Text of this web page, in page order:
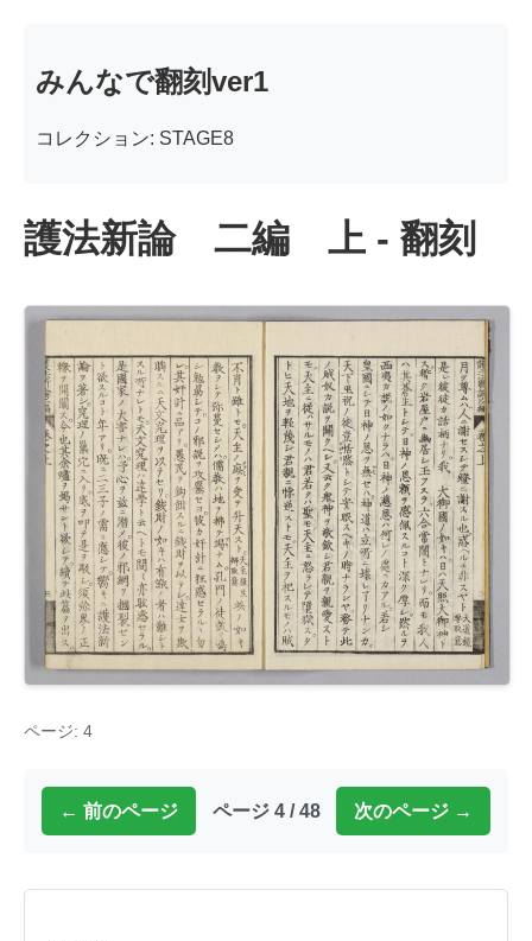
みんなで翻刻ver1
コレクション: STAGE8
護法新論 二編 上 - 翻刻
ページ: 4
← 前のページ ページ 4 / 48 次のページ →